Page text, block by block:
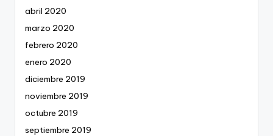
abril 2020
marzo 2020
febrero 2020
enero 2020
diciembre 2019
noviembre 2019
octubre 2019
septiembre 2019